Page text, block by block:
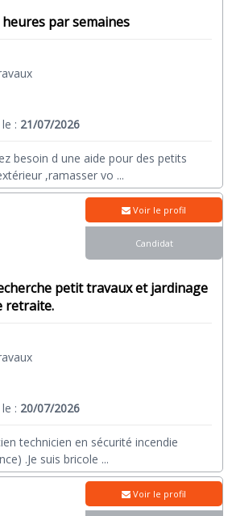
par semaines
: 21/07/2026
besoin d une aide pour des petits
,ramasser vo ...
petit travaux et jardinage
retraite.
: 20/07/2026
technicien en sécurité incendie
.Je suis bricole ...
Voir le profil
Candidat
Voir le profil